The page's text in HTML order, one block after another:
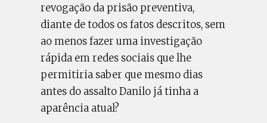
revogação da prisão preventiva,
diante de todos os fatos descritos, sem
ao menos fazer uma investigação
rápida em redes sociais que lhe
permitiria saber que mesmo dias
antes do assalto Danilo já tinha a
aparência atual?